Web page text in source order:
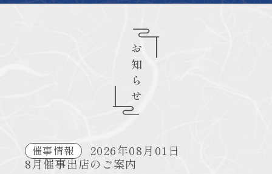
お知らせ
催事情報
2026年08月01日
8月催事出店のご案内